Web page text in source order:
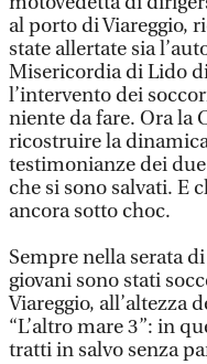
al porto di Viareggio,
state allertate sia
Misericordia di Lido
l’intervento dei
niente da fare. Ora la
ricostruire la
testimonianze dei
che si sono salvati. E
ancora sotto choc.
Sempre nella serata
giovani sono stati
Viareggio, all’altezza
“L’altro mare 3”: in
tratti in salvo senza